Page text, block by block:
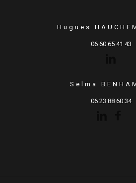
Hugues
06 60 65 41 43
Selma
06 23 88 60 34